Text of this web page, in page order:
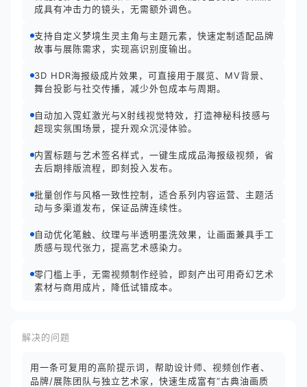
成具有冲击力的镜头，无需额外调色。
支持自定义梦境生灵主角与主题元素，快速定制适配品牌
故事与展陈需求，实现高识别度输出。
3D HDR海报级成片效果，可直接用于展览、MV背景、
舞台投影与社交传播，减少外包成本与周期。
自动加入霓虹激光与X射线视觉特效，打造神秘科技感与
超现实氛围场景，提升观众沉浸体验。
内置标题与艺术签名样式，一键生成成品海报级视频，省
去后期排版流程，即刻投入发布。
批量创作与风格一致性控制，适合系列内容运营、主题活
动与多渠道发布，保证品牌连续性。
自动优化笔触、纹理与半透明墨洗效果，让画面兼具手工
质感与现代张力，提高艺术感染力。
零门槛上手，无需视频制作经验，即刻产出可用奇幻艺术
素材与商用成片，降低试错成本。
解决的问题
用一条可复用的高阶提示词，帮助设计师、视频创作者、
品牌/展陈团队与独立艺术家，快速生成富有“古典油画质